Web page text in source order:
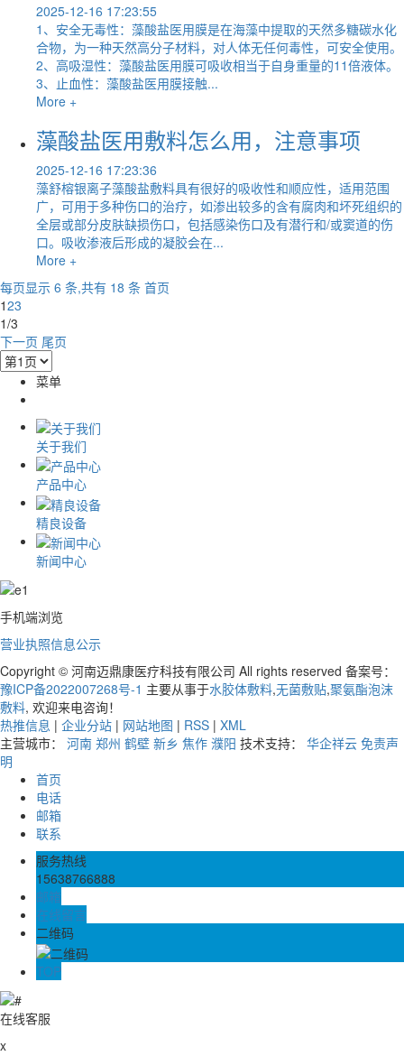
2025-12-16 17:23:55
1、安全无毒性：藻酸盐医用膜是在海藻中提取的天然多糖碳水化
合物，为一种天然高分子材料，对人体无任何毒性，可安全使用。
2、高吸湿性：藻酸盐医用膜可吸收相当于自身重量的11倍液体。
3、止血性：藻酸盐医用膜接触...
More +
藻酸盐医用敷料怎么用，注意事项
2025-12-16 17:23:36
藻舒榕银离子藻酸盐敷料具有很好的吸收性和顺应性，适用范围
广，可用于多种伤口的治疗，如渗出较多的含有腐肉和坏死组织的
全层或部分皮肤缺损伤口，包括感染伤口及有潜行和/或窦道的伤
口。吸收渗液后形成的凝胶会在...
More +
每页显示 6 条,共有 18 条 首页
123
1/3
下一页 尾页
菜单
关于我们
产品中心
精良设备
新闻中心
手机端浏览
营业执照信息公示
Copyright © 河南迈鼎康医疗科技有限公司 All rights reserved 备案号：
豫ICP备2022007268号-1 主要从事于水胶体敷料,无菌敷贴,聚氨酯泡沫
敷料, 欢迎来电咨询！
热推信息 | 企业分站 | 网站地图 | RSS | XML
主营城市： 河南 郑州 鹤壁 新乡 焦作 濮阳 技术支持： 华企祥云 免责声
明
首页
电话
邮箱
联系
服务热线
15638766888
邮箱
在线留言
二维码
TOP
在线客服
x